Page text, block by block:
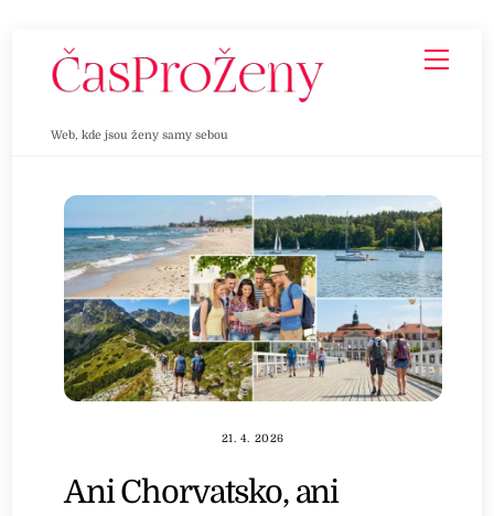
Web, kde jsou ženy samy sebou
21. 4. 2026
Ani Chorvatsko, ani